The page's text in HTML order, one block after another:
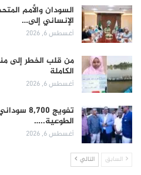
السودان والأمم
الإنساني إلى…
أغسطس 6, 2026
من قلب الخطر إلى
الكاملة
أغسطس 6, 2026
تفويج
الطوعية..…
أغسطس 6, 2026
السابق التالي